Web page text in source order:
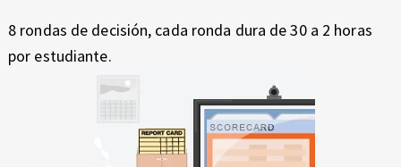
8 rondas de decisión, cada ronda dura de 30 a 2 horas
por estudiante.